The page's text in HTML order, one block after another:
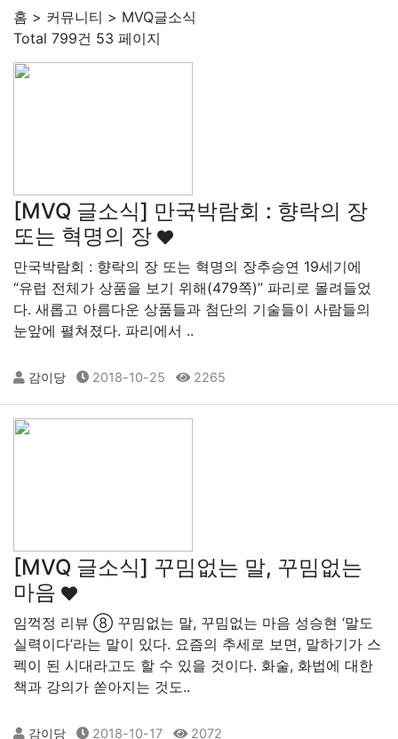
홈 > 커뮤니티 > MVQ글소식
Total 799건 53 페이지
[MVQ 글소식] 만국박람회 : 향락의 장
또는 혁명의 장​
만국박람회 : 향락의 장 또는 혁명의 장​ 추승연 19세기에
“유럽 전체가 상품을 보기 위해(479쪽)” 파리로 몰려들었
다. 새롭고 아름다운 상품들과 첨단의 기술들이 사람들의
눈앞에 펼쳐졌다. 파리에서 ..
감이당 2018-10-25 2265
[MVQ 글소식] 꾸밈없는 말, 꾸밈없는
마음
임꺽정 리뷰 ⑧ 꾸밈없는 말, 꾸밈없는 마음 성승현 ‘말도
실력이다’라는 말이 있다. 요즘의 추세로 보면, 말하기가 스
펙이 된 시대라고도 할 수 있을 것이다. 화술, 화법에 대한
책과 강의가 쏟아지는 것도..
감이당 2018-10-17 2072